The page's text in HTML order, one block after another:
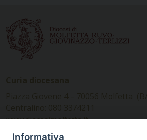
www.diocesimolfetta.it –
diocesimolfetta@pec.chiesacattolica.it
Informativa